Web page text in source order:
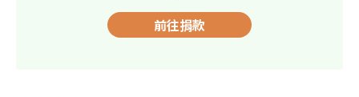
前往捐款